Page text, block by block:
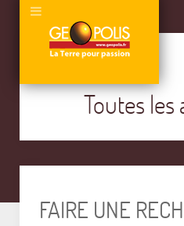
Toutes
FAIRE UNE